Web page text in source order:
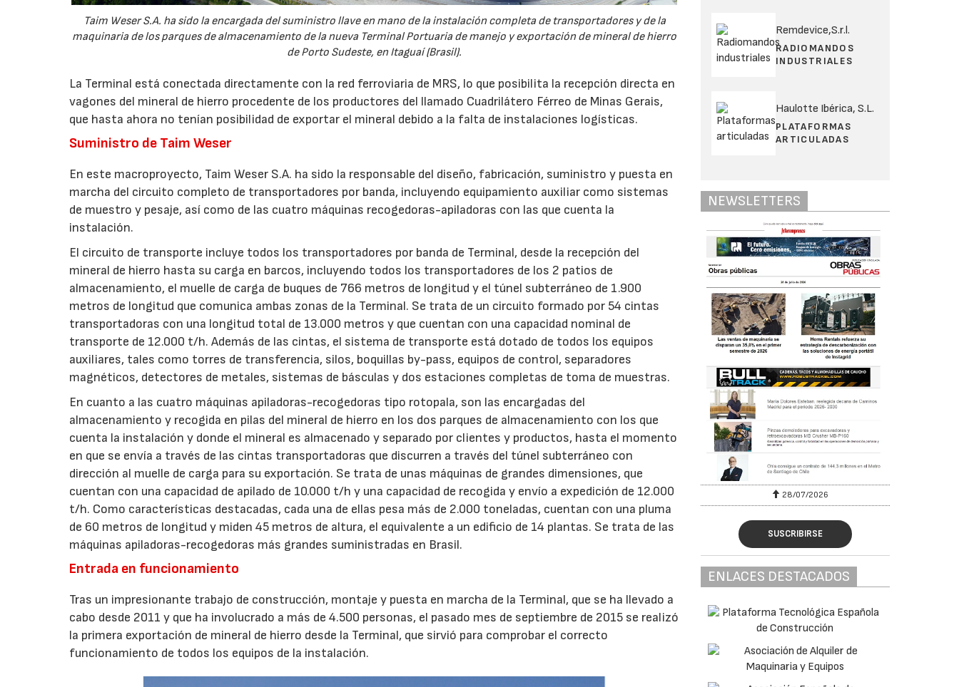
Taim Weser S.A. ha sido la encargada del suministro llave en mano de la instalación completa de transportadores y de la
maquinaria de los parques de almacenamiento de la nueva Terminal Portuaria de manejo y exportación de mineral de hierro
de Porto Sudeste, en Itaguaí (Brasil).
La Terminal está conectada directamente con la red ferroviaria de MRS, lo que posibilita la recepción directa en
vagones del mineral de hierro procedente de los productores del llamado Cuadrilátero Férreo de Minas Gerais,
que hasta ahora no tenían posibilidad de exportar el mineral debido a la falta de instalaciones logísticas.
Suministro de Taim Weser
En este macroproyecto, Taim Weser S.A. ha sido la responsable del diseño, fabricación, suministro y puesta en
marcha del circuito completo de transportadores por banda, incluyendo equipamiento auxiliar como sistemas
de muestro y pesaje, así como de las cuatro máquinas recogedoras-apiladoras con las que cuenta la
instalación.
El circuito de transporte incluye todos los transportadores por banda de Terminal, desde la recepción del
mineral de hierro hasta su carga en barcos, incluyendo todos los transportadores de los 2 patios de
almacenamiento, el muelle de carga de buques de 766 metros de longitud y el túnel subterráneo de 1.900
metros de longitud que comunica ambas zonas de la Terminal. Se trata de un circuito formado por 54 cintas
transportadoras con una longitud total de 13.000 metros y que cuentan con una capacidad nominal de
transporte de 12.000 t/h. Además de las cintas, el sistema de transporte está dotado de todos los equipos
auxiliares, tales como torres de transferencia, silos, boquillas by-pass, equipos de control, separadores
magnéticos, detectores de metales, sistemas de básculas y dos estaciones completas de toma de muestras.
En cuanto a las cuatro máquinas apiladoras-recogedoras tipo rotopala, son las encargadas del
almacenamiento y recogida en pilas del mineral de hierro en los dos parques de almacenamiento con los que
cuenta la instalación y donde el mineral es almacenado y separado por clientes y productos, hasta el momento
en que se envía a través de las cintas transportadoras que discurren a través del túnel subterráneo con
dirección al muelle de carga para su exportación. Se trata de unas máquinas de grandes dimensiones, que
cuentan con una capacidad de apilado de 10.000 t/h y una capacidad de recogida y envío a expedición de 12.000
t/h. Como características destacadas, cada una de ellas pesa más de 2.000 toneladas, cuentan con una pluma
de 60 metros de longitud y miden 45 metros de altura, el equivalente a un edificio de 14 plantas. Se trata de las
máquinas apiladoras-recogedoras más grandes suministradas en Brasil.
Entrada en funcionamiento
Tras un impresionante trabajo de construcción, montaje y puesta en marcha de la Terminal, que se ha llevado a
cabo desde 2011 y que ha involucrado a más de 4.500 personas, el pasado mes de septiembre de 2015 se realizó
la primera exportación de mineral de hierro desde la Terminal, que sirvió para comprobar el correcto
funcionamiento de todos los equipos de la instalación.
Remdevice,S.r.l.
RADIOMANDOS
INDUSTRIALES
Haulotte Ibérica, S.L.
PLATAFORMAS
ARTICULADAS
NEWSLETTERS
30/07/2026 28/07/2026
SUSCRIBIRSE
ENLACES DESTACADOS